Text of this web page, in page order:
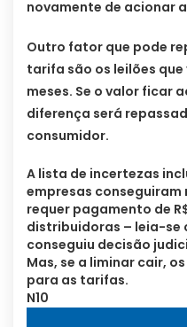
novamente de acionar
Outro fator que pode
tarifa são os leilões
meses. Se o valor ficar
diferença será
consumidor.
A lista de incertezas
empresas conseguiram
requer pagamento de
distribuidoras – leia-se
conseguiu decisão
Mas, se a liminar cair,
para as tarifas.
N10